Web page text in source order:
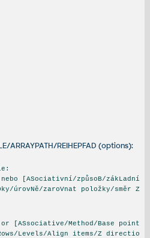
ARRAYPATH/REIHEPFAD (options):
[ASociativní/způsoB/zákLadní
úrovNě/zaroVnat položky/směr Z
[ASsociative/Method/Base point
Levels/Align items/Z directio